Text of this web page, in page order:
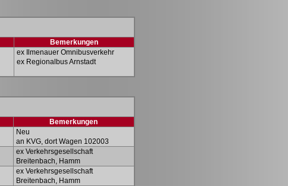
Bemerkungen
ex Ilmenauer Omnibusverkehr
ex Regionalbus Arnstadt
Bemerkungen
Neu
an KVG, dort Wagen 102003
ex Verkehrsgesellschaft
Breitenbach, Hamm
ex Verkehrsgesellschaft
Breitenbach, Hamm